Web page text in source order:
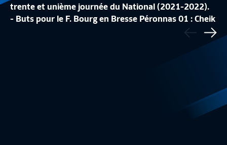
trente et unième journée du National (2021-2022).
- Buts pour le F. Bourg en Bresse Péronnas 01 : Cheik
Précédent
LA CONFÉRENCE
REPLAY
Equipe de